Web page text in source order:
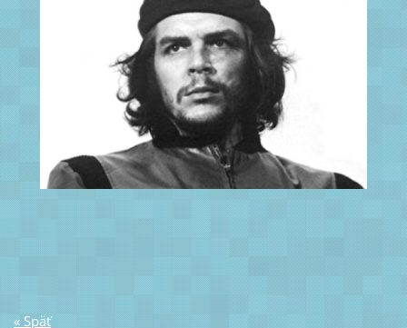
« Späť